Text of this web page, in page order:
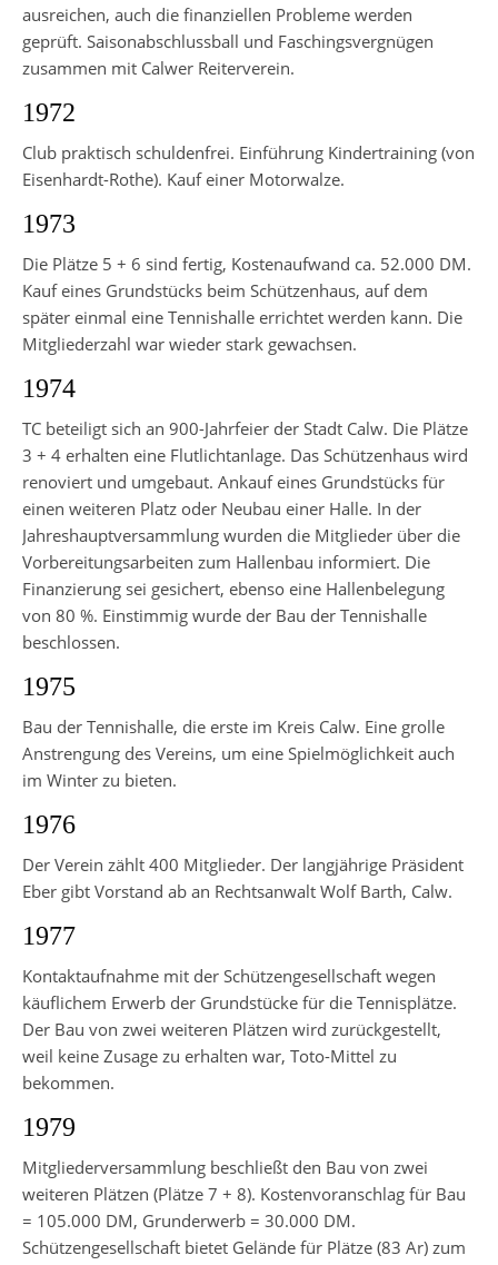
ausreichen, auch die finanziellen Probleme werden
geprüft. Saisonabschlussball und Faschingsvergnügen
zusammen mit Calwer Reiterverein.
1972
Club praktisch schuldenfrei. Einführung Kindertraining (von
Eisenhardt-Rothe). Kauf einer Motorwalze.
1973
Die Plätze 5 + 6 sind fertig, Kostenaufwand ca. 52.000 DM.
Kauf eines Grundstücks beim Schützenhaus, auf dem
später einmal eine Tennishalle errichtet werden kann. Die
Mitgliederzahl war wieder stark gewachsen.
1974
TC beteiligt sich an 900-Jahrfeier der Stadt Calw. Die Plätze
3 + 4 erhalten eine Flutlichtanlage. Das Schützenhaus wird
renoviert und umgebaut. Ankauf eines Grundstücks für
einen weiteren Platz oder Neubau einer Halle. In der
Jahreshauptversammlung wurden die Mitglieder über die
Vorbereitungsarbeiten zum Hallenbau informiert. Die
Finanzierung sei gesichert, ebenso eine Hallenbelegung
von 80 %. Einstimmig wurde der Bau der Tennishalle
beschlossen.
1975
Bau der Tennishalle, die erste im Kreis Calw. Eine grolle
Anstrengung des Vereins, um eine Spielmöglichkeit auch
im Winter zu bieten.
1976
Der Verein zählt 400 Mitglieder. Der langjährige Präsident
Eber gibt Vorstand ab an Rechtsanwalt Wolf Barth, Calw.
1977
Kontaktaufnahme mit der Schützengesellschaft wegen
käuflichem Erwerb der Grundstücke für die Tennisplätze.
Der Bau von zwei weiteren Plätzen wird zurückgestellt,
weil keine Zusage zu erhalten war, Toto-Mittel zu
bekommen.
1979
Mitgliederversammlung beschließt den Bau von zwei
weiteren Plätzen (Plätze 7 + 8). Kostenvoranschlag für Bau
= 105.000 DM, Grunderwerb = 30.000 DM.
Schützengesellschaft bietet Gelände für Plätze (83 Ar) zum